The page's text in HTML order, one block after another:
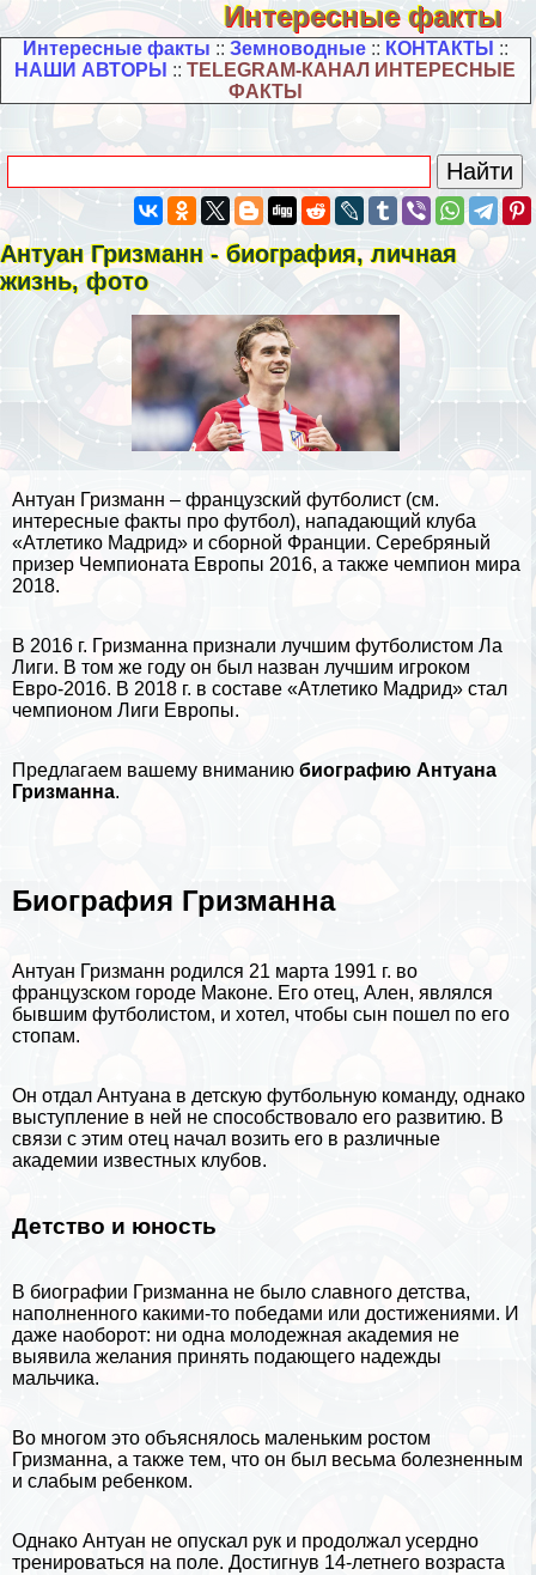
Интересные факты
Интересные факты :: Земноводные:: КОНТАКТЫ ::
НАШИ АВТОРЫ ::TELEGRAM-КАНАЛ ИНТЕРЕСНЫЕ
ФАКТЫ
Антуан Гризманн - биография, личная
жизнь, фото
Антуан Гризманн – французский футболист (см.
интересные факты про футбол), нападающий клуба
«Атлетико Мадрид» и сборной Франции. Серебряный
призер Чемпионата Европы 2016, а также чемпион мира
2018.
В 2016 г. Гризманна признали лучшим футболистом Ла
Лиги. В том же году он был назван лучшим игроком
Евро-2016. В 2018 г. в составе «Атлетико Мадрид» стал
чемпионом Лиги Европы.
Предлагаем вашему вниманию биографию Антуана
Гризманна.
Биография Гризманна
Антуан Гризманн родился 21 марта 1991 г. во
французском городе Маконе. Его отец, Ален, являлся
бывшим футболистом, и хотел, чтобы сын пошел по его
стопам.
Он отдал Антуана в детскую футбольную комaнду, однако
выступление в ней не способствовало его развитию. В
связи с этим отец начал возить его в различные
академии известных клубов.
Детство и юность
В биографии Гризманна не было славного детства,
наполненного какими-то победами или достижениями. И
даже наоборот: ни одна молодежная академия не
выявила желания принять подающего надежды
мальчика.
Во многом это объяснялось маленьким ростом
Гризманна, а также тем, что он был весьма болезненным
и слабым ребенком.
Однако Антуан не опускал рук и продолжал усердно
тренироваться на поле. Достигнув 14-летнего возраста